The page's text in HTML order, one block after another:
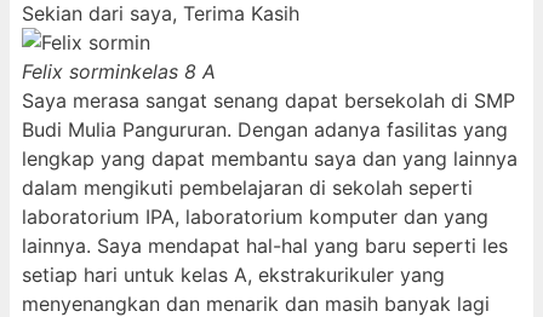
Sekian dari saya, Terima Kasih
Felix sorminkelas 8 A
Saya merasa sangat senang dapat bersekolah di SMP
Budi Mulia Pangururan. Dengan adanya fasilitas yang
lengkap yang dapat membantu saya dan yang lainnya
dalam mengikuti pembelajaran di sekolah seperti
laboratorium IPA, laboratorium komputer dan yang
lainnya. Saya mendapat hal-hal yang baru seperti les
setiap hari untuk kelas A, ekstrakurikuler yang
menyenangkan dan menarik dan masih banyak lagi